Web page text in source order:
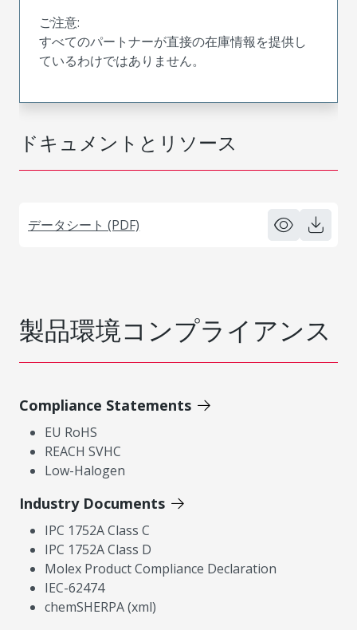
ドキュメントとリソース
データシート (PDF)
ご注意:
すべてのパートナーが直接の在庫情報を提供し
ているわけではありません。
製品環境コンプライアンス
Compliance Statements
EU RoHS
REACH SVHC
Low-Halogen
Industry Documents
IPC 1752A Class C
IPC 1752A Class D
Molex Product Compliance Declaration
IEC-62474
chemSHERPA (xml)